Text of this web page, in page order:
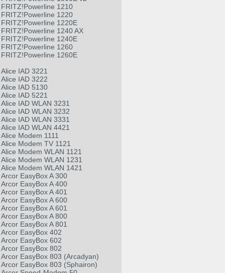
FRITZ!Powerline 1210
FRITZ!Powerline 1220
FRITZ!Powerline 1220E
FRITZ!Powerline 1240 AX
FRITZ!Powerline 1240E
FRITZ!Powerline 1260
FRITZ!Powerline 1260E
Alice IAD 3221
Alice IAD 3222
Alice IAD 5130
Alice IAD 5221
Alice IAD WLAN 3231
Alice IAD WLAN 3232
Alice IAD WLAN 3331
Alice IAD WLAN 4421
Alice Modem 1111
Alice Modem TV 1121
Alice Modem WLAN 1121
Alice Modem WLAN 1231
Alice Modem WLAN 1421
Arcor EasyBox A 300
Arcor EasyBox A 400
Arcor EasyBox A 401
Arcor EasyBox A 600
Arcor EasyBox A 601
Arcor EasyBox A 800
Arcor EasyBox A 801
Arcor EasyBox 402
Arcor EasyBox 602
Arcor EasyBox 802
Arcor EasyBox 803 (Arcadyan)
Arcor EasyBox 803 (Sphairon)